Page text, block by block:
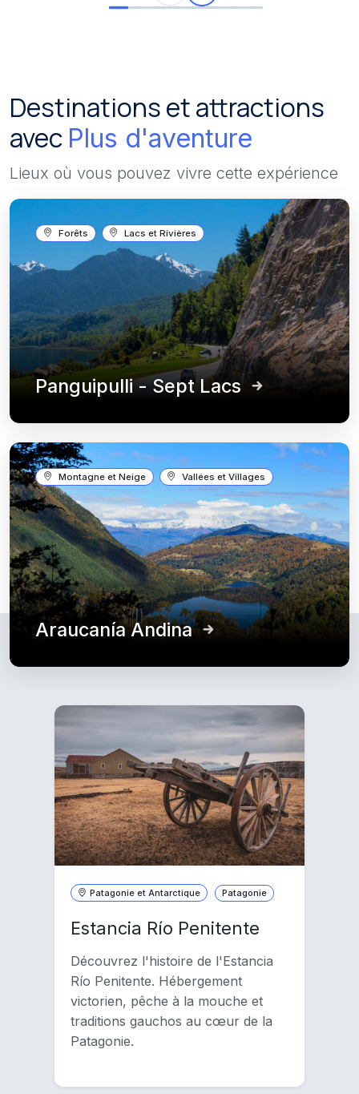
Destinations et attractions
avec Plus d'aventure
Lieux où vous pouvez vivre cette expérience
Forêts Lacs et Rivières
Panguipulli - Sept Lacs
Montagne et Neige Vallées et Villages
Araucanía Andina
Patagonie et Antarctique Patagonie
Estancia Río Penitente
Découvrez l'histoire de l'Estancia
Río Penitente. Hébergement
victorien, pêche à la mouche et
traditions gauchos au cœur de la
Patagonie.